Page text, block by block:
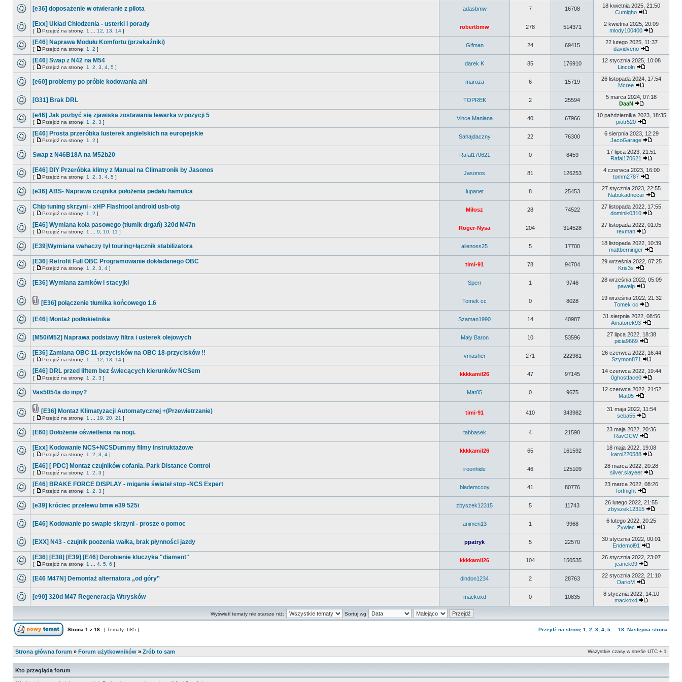
[e36] doposażenie w otwieranie z pilota adasbmw 7 16708
18 kwietnia 2025, 21:50
Cumigho
[Exx] Układ Chłodzenia - usterki i porady
[ Przejdź na stronę: 1 12 13 14 ]
robertbmw 278 514371
2 kwietnia 2025, 20:09
mlody100400
[E46] Naprawa Modułu Komfortu (przekaźniki)
[ Przejdź na stronę: 1 2 ]
Gifman 24 69415
22 lutego 2025, 11:37
davidveno
[E46] Swap z N42 na M54
[ Przejdź na stronę: 1 2 3 4 5 ]
darek K 85 176910
12 stycznia 2025, 10:08
Lincoln
[e60] problemy po próbie kodowania ahl maroza 6 15719
26 listopada 2024, 17:54
Mcree
[G31] Brak DRL TOPREK 2 25594
5 marca 2024, 07:18
DaaN
[e46] Jak pozbyć się zjawiska zostawania lewarka w pozycji 5
[ Przejdź na stronę: 1 2 3 ]
Vince Maniana 40 67966
10 października 2023, 18:35
piotr520
[E46] Prosta przeróbka lusterek angielskich na europejskie
[ Przejdź na stronę: 1 2 ]
Sahajdaczny 22 76300
6 sierpnia 2023, 12:29
JacoGarage
Swap z N46B18A na M52b20 Rafal170621 0 8459
17 lipca 2023, 21:51
Rafal170621
[E46] DIY Przeróbka klimy z Manual na Climatronik by Jasonos
[ Przejdź na stronę: 1 2 3 4 5 ]
Jasonos 81 126253
4 czerwca 2023, 16:00
tomm2787
[e36] ABS- Naprawa czujnika położenia pedału hamulca lupanet 8 25453
27 stycznia 2023, 22:55
Nabukadnecar
Chip tuning skrzyni - xHP Flashtool android usb-otg
[ Przejdź na stronę: 1 2 ]
Miłosz 28 74522
27 listopada 2022, 17:55
dominik0310
[E46] Wymiana koła pasowego (tłumik drgań) 320d M47n
[ Przejdź na stronę: 1 9 10 11 ]
Roger-Nysa 204 314528
27 listopada 2022, 01:05
rexman
[E39]Wymiana wahaczy tył touring+łącznik stabilizatora alienoss25 5 17700
18 listopada 2022, 10:39
mattberninger
[E36] Retrofit Full OBC Programowanie dokładanego OBC
[ Przejdź na stronę: 1 2 3 4 ]
timi-91 78 94704
29 września 2022, 07:25
Kris3s
[E36] Wymiana zamków i stacyjki Sperr 1 9746
28 września 2022, 05:09
pawelp
[E36] połączenie tłumika końcowego 1.6 Tomek cc 0 8028
19 września 2022, 21:32
Tomek cc
[E46] Montaż podłokietnika Szaman1990 14 40987
31 sierpnia 2022, 08:56
Amatorek93
[M50/M52] Naprawa podstawy filtra i usterek olejowych Mały Baron 10 53596
27 lipca 2022, 18:38
picia9669
[E36] Zamiana OBC 11-przycisków na OBC 18-przycisków !!
[ Przejdź na stronę: 1 12 13 14 ]
vmasher 271 222981
26 czerwca 2022, 16:44
Szymon871
[E46] DRL przed liftem bez świecących kierunków NCSem
[ Przejdź na stronę: 1 2 3 ]
kkkkamil26 47 97145
14 czerwca 2022, 19:44
0ghostface0
Vas5054a do inpy? Mat05 0 9675
12 czerwca 2022, 21:52
Mat05
[E36] Montaż Klimatyzacji Automatycznej +(Przewietrzanie)
[ Przejdź na stronę: 1 19 20 21 ]
timi-91 410 343982
31 maja 2022, 11:54
seba55
[E60] Dołożenie oświetlenia na nogi. tabbasek 4 21598
23 maja 2022, 20:36
RavOCW
[Exx] Kodowanie NCS+NCSDummy filmy instruktażowe
[ Przejdź na stronę: 1 2 3 4 ]
kkkkamil26 65 161592
18 maja 2022, 19:08
karol220588
[E46] [ PDC] Montaż czujników cofania. Park Distance Control
[ Przejdź na stronę: 1 2 3 ]
iroonhide 46 125109
28 marca 2022, 20:28
silver.slayeer
[E46] BRAKE FORCE DISPLAY - miganie świateł stop -NCS Expert
[ Przejdź na stronę: 1 2 3 ]
blademccoy 41 80776
23 marca 2022, 08:26
fortnight
[e39] króciec przelewu bmw e39 525i zbyszek12315 5 11743
26 lutego 2022, 21:55
zbyszek12315
[E46] Kodowanie po swapie skrzyni - prosze o pomoc animen13 1 9968
6 lutego 2022, 20:25
Zywiec
[EXX] N43 - czujnik poożenia wałka, brak płynności jazdy ppatryk 5 22570
30 stycznia 2022, 00:01
Endemol91
[E36] [E38] [E39] [E46] Dorobienie kluczyka "diament"
[ Przejdź na stronę: 1 4 5 6 ]
kkkkamil26 104 150535
26 stycznia 2022, 23:07
jeanek09
[E46 M47N] Demontaż alternatora „od góry” dindon1234 2 28763
22 stycznia 2022, 21:10
DarioM
[e90] 320d M47 Regeneracja Wtrysków mackoxd 0 10835
8 stycznia 2022, 14:10
mackoxd
Wyświetl tematy nie starsze niż: Sortuj wg
Strona 1 z 18 [ Tematy: 685 ] Przejdź na stronę 1 2 3 4 5 18 Następna strona
Strona główna forum » Forum użytkowników » Zrób to sam Wszystkie czasy w strefie UTC + 1
Kto przegląda forum